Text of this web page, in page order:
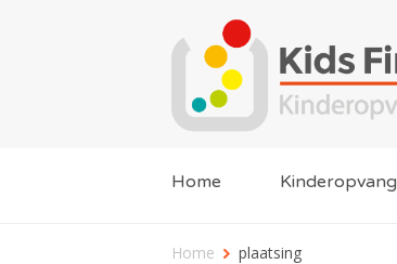
Home Kinderopvang
Home plaatsing